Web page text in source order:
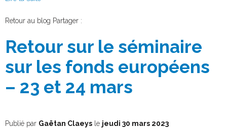
Retour au blog Partager :
Retour sur le séminaire
sur les fonds européens
– 23 et 24 mars
Publié par Gaëtan Claeys le jeudi 30 mars 2023